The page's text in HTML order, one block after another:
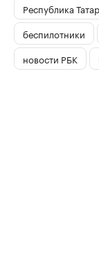
Республика
беспилотники
новости РБК